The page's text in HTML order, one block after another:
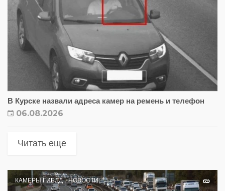
В Курске назвали адреса камер на ремень и телефон
06.08.2026
Читать еще
КАМЕРЫ ГИБДД НОВОСТИ